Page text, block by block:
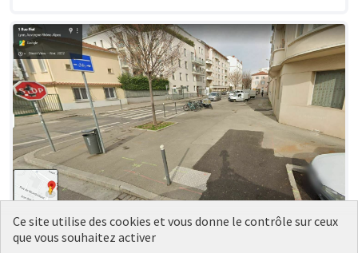
Aménagement trottoir devant le 5
Ce site utilise des cookies et vous donne le contrôle sur ceux
que vous souhaitez activer